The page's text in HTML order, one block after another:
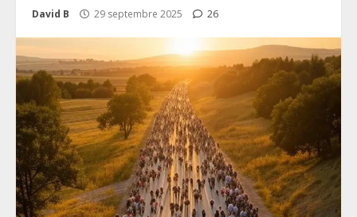
David B 29 septembre 2025 26